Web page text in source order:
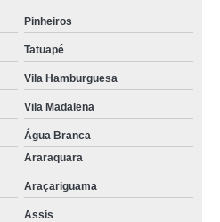
Pinheiros
Tatuapé
Vila Hamburguesa
Vila Madalena
Água Branca
Araraquara
Araçariguama
Assis